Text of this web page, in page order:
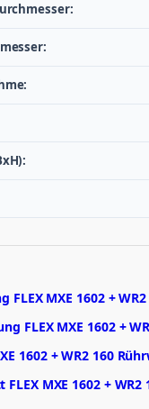
FLEX MXE 1602 +
FLEX MXE 1602 +
1602 + WR2 160
MXE 1602 + WR2